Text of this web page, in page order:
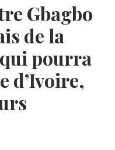
Gbagbo
de la
pourra
d’Ivoire,